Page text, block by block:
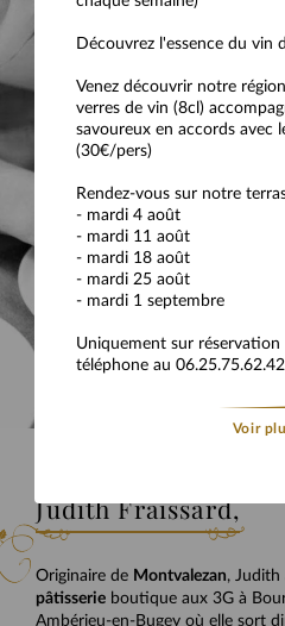
Découvrez l'essence du vin
Venez découvrir notre
verres de vin (8cl)
savoureux en accords avec
(30€/pers)
Rendez-vous sur notre
- mardi 4 août
- mardi 11 août
- mardi 18 août
- mardi 25 août
- mardi 1 septembre
Uniquement sur
téléphone au 06.25.75.62.42
Voir
Judith Fraissard,
Originaire de Montvalezan, Judith
pâtisserie boutique aux 3G à
Ambérieu-en-Bugey où elle sort
+33 (0)9 81 50 38 02
Afin de profiter au mieux de votre
notre restaurant, il vous est conseillé